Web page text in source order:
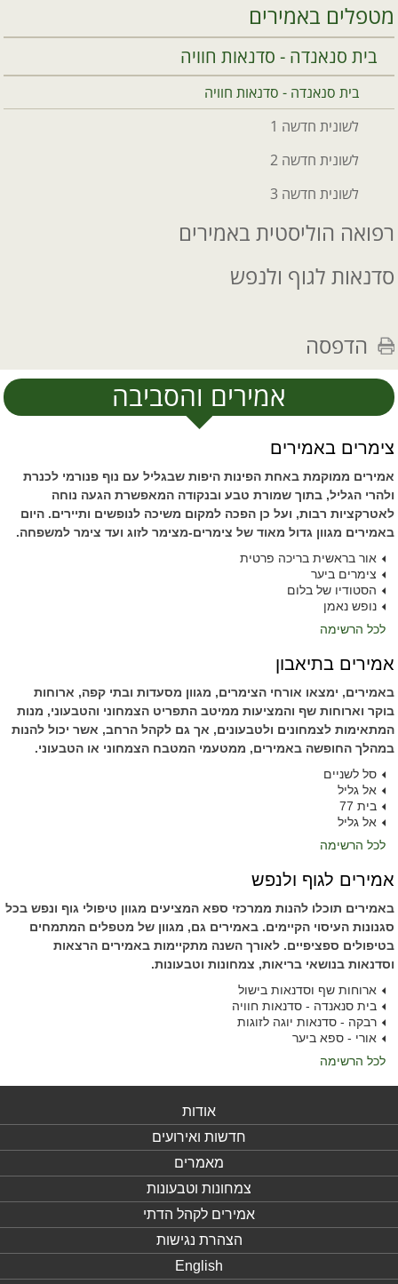
מטפלים באמירים
בית סנאנדה - סדנאות חוויה
בית סנאנדה - סדנאות חוויה
לשונית חדשה 1
לשונית חדשה 2
לשונית חדשה 3
רפואה הוליסטית באמירים
סדנאות לגוף ולנפש
הדפסה
אמירים והסביבה
צימרים באמירים
אמירים ממוקמת באחת הפינות היפות שבגליל עם נוף פנורמי לכנרת
ולהרי הגליל, בתוך שמורת טבע ובנקודה המאפשרת הגעה נוחה
לאטרקציות רבות, ועל כן הפכה למקום משיכה לנופשים ותיירים. היום
באמירים מגוון גדול מאוד של צימרים-מצימר לזוג ועד צימר למשפחה.
אור בראשית בריכה פרטית
צימרים ביער
הסטודיו של בלום
נופש נאמן
לכל הרשימה
אמירים בתיאבון
באמירים, ימצאו אורחי הצימרים, מגוון מסעדות ובתי קפה, ארוחות
בוקר וארוחות שף והמציעות ממיטב התפריט הצמחוני והטבעוני, מנות
המתאימות לצמחונים ולטבעונים, אך גם לקהל הרחב, אשר יכול להנות
במהלך החופשה באמירים, ממטעמי המטבח הצמחוני או הטבעוני.
סל לשניים
אל גליל
בית 77
אל גליל
לכל הרשימה
אמירים לגוף ולנפש
באמירים תוכלו להנות ממרכזי ספא המציעים מגוון טיפולי גוף ונפש בכל
סגנונות העיסוי הקיימים. באמירים גם, מגוון של מטפלים המתמחים
בטיפולים ספציפיים. לאורך השנה מתקיימות באמירים הרצאות
וסדנאות בנושאי בריאות, צמחונות וטבעונות.
ארוחות שף וסדנאות בישול
בית סנאנדה - סדנאות חוויה
רבקה - סדנאות יוגה לזוגות
אורי - ספא ביער
לכל הרשימה
אודות
חדשות ואירועים
מאמרים
צמחונות וטבעונות
אמירים לקהל הדתי
הצהרת נגישות
English